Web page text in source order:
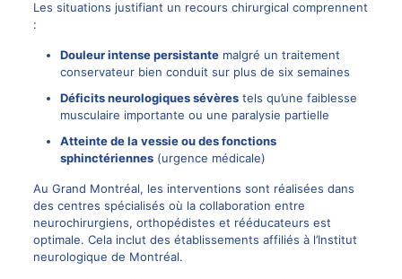
Les situations justifiant un recours chirurgical comprennent
:
Douleur intense persistantemalgré un traitement
conservateur bien conduit sur plus de six semaines
Déficits neurologiques sévèrestels qu’une faiblesse
musculaire importante ou une paralysie partielle
Atteinte de la vessie ou des fonctions
sphinctériennes(urgence médicale)
Au Grand Montréal, les interventions sont réalisées dans
des centres spécialisés où la collaboration entre
neurochirurgiens, orthopédistes et rééducateurs est
optimale. Cela inclut des établissements affiliés à l’Institut
neurologique de Montréal.